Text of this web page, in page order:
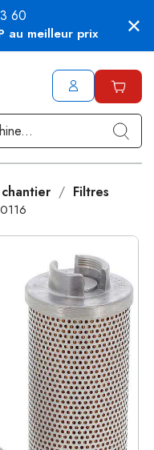
au meilleur prix
60
Filtres